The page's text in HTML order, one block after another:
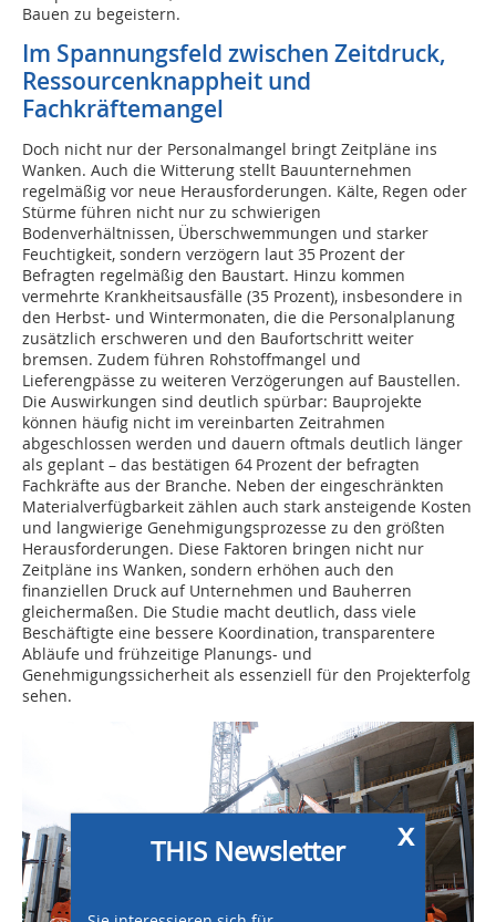
Bauen zu begeistern.
Im Spannungsfeld zwischen Zeitdruck,
Ressourcenknappheit und
Fachkräftemangel
Doch nicht nur der Personalmangel bringt Zeitpläne ins
Wanken. Auch die Witterung stellt Bauunternehmen
regelmäßig vor neue Herausforderungen. Kälte, Regen oder
Stürme führen nicht nur zu schwierigen
Bodenverhältnissen, Überschwemmungen und starker
Feuchtigkeit, sondern verzögern laut 35 Prozent der
Befragten regelmäßig den Baustart. Hinzu kommen
vermehrte Krankheitsausfälle (35 Prozent), insbesondere in
den Herbst- und Wintermonaten, die die Personalplanung
zusätzlich erschweren und den Baufortschritt weiter
bremsen. Zudem führen Rohstoffmangel und
Lieferengpässe zu weiteren Verzögerungen auf Baustellen.
Die Auswirkungen sind deutlich spürbar: Bauprojekte
können häufig nicht im vereinbarten Zeitrahmen
abgeschlossen werden und dauern oftmals deutlich länger
als geplant – das bestätigen 64 Prozent der befragten
Fachkräfte aus der Branche. Neben der eingeschränkten
Materialverfügbarkeit zählen auch stark ansteigende Kosten
und langwierige Genehmigungsprozesse zu den größten
Herausforderungen. Diese Faktoren bringen nicht nur
Zeitpläne ins Wanken, sondern erhöhen auch den
finanziellen Druck auf Unternehmen und Bauherren
gleichermaßen. Die Studie macht deutlich, dass viele
Beschäftigte eine bessere Koordination, transparentere
Abläufe und frühzeitige Planungs- und
Genehmigungssicherheit als essenziell für den Projekterfolg
sehen.
x
THIS Newsletter